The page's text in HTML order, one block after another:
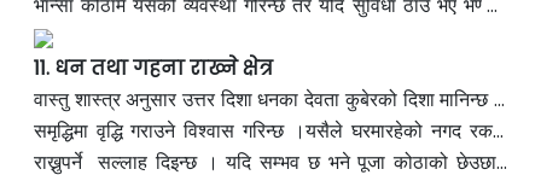
दिशा दक्षिण– पूर्व हुन्छ । आजभोलि छुट्टै भण्डार कक्ष कमै भेटिन्छ,
भान्सा कोठामैयसकोव्यवस्था गरिन्छ तर यदि सुविधा ठाउँ भए भण्डार
कोठाको लागि
11. धन तथा गहना राख्ने क्षेत्र
वास्तु शास्त्र अनुसार उत्तर दिशा धनका देवता कुबेरको दिशा मानिन्छ ।
यस दिशाको सकारात्मकप्रभावले सम्पत्ति, कोष, सुरक्षा र
समृद्धिमा वृद्धिगराउने विश्वास गरिन्छ ।यसैले घरमारहेकोनगद रकम,
गरगहना, बहुमूल्य रत्न र अन्य मूल्यवान वस्तुहरू उत्तर दिशातर्फ
राख्नुपर्ने सल्लाहदिइन्छ ।यदि सम्भव छ भने पूजा कोठाको छेउछाउ